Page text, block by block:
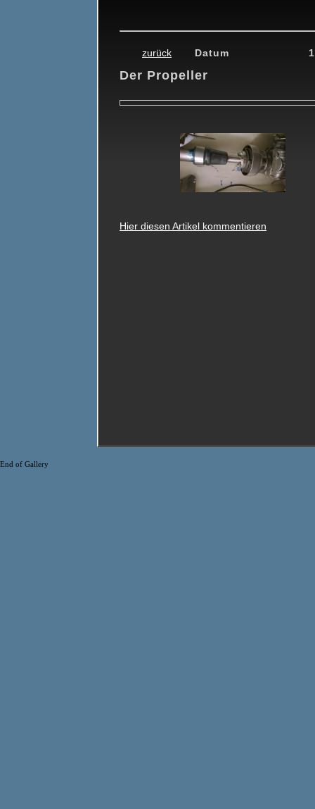
zurück Datum
Der Propeller
Hier diesen Artikel kommentieren
End of Gallery